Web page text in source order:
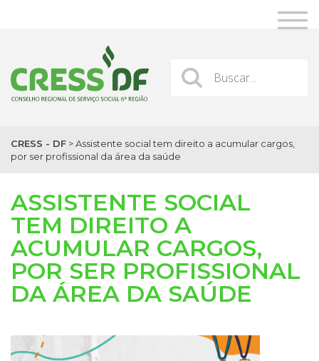
CRESS - DF >Assistente social tem direito a acumular cargos,
por ser profissional da área da saúde
ASSISTENTE SOCIAL
TEM DIREITO A
ACUMULAR CARGOS,
POR SER PROFISSIONAL
DA ÁREA DA SAÚDE